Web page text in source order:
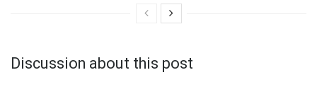
Discussion about this post